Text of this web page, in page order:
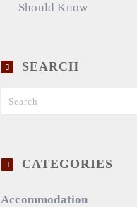
Should Know
SEARCH
CATEGORIES
Accommodation